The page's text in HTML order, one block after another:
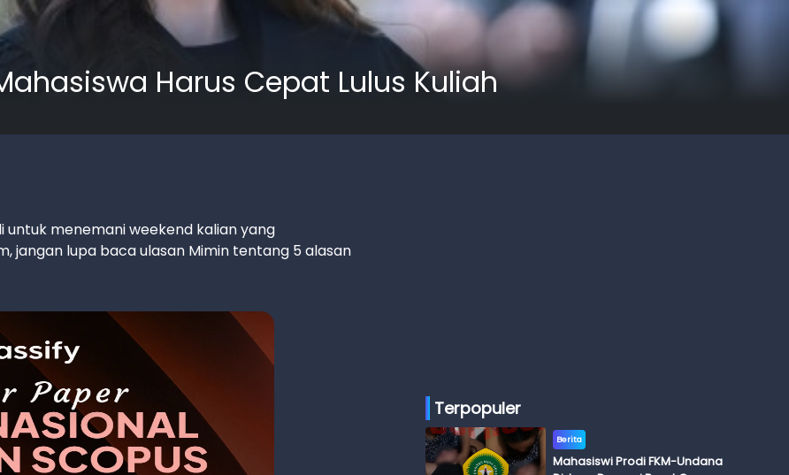
Harus Cepat Lulus Kuliah
untuk menemani weekend kalian yang
jangan lupa baca ulasan Mimin tentang 5 alasan
Terpopuler
Berita
Mahasiswi Prodi FKM-Undana